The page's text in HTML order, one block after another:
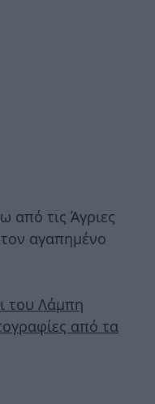
από τις Άγριες
τον αγαπημένο
του Λάμπη
από τα